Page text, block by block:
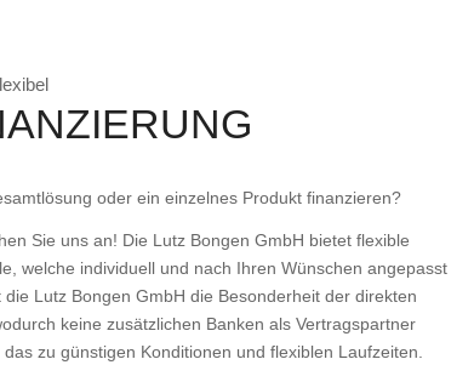
oder ein einzelnes Produkt finanzieren?
Sie uns an! Die Lutz Bongen GmbH bietet flexible
welche individuell und nach Ihren Wünschen angepasst
Lutz Bongen GmbH die Besonderheit der direkten
keine zusätzlichen Banken als Vertragspartner
zu günstigen Konditionen und flexiblen Laufzeiten.